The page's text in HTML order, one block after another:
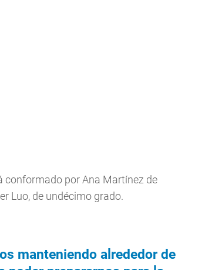
conformado por Ana Martínez de
Luo, de undécimo grado.
manteniendo alrededor de